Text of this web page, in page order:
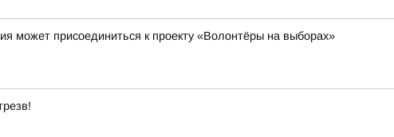
может присоединиться к проекту «Волонтёры на выборах»